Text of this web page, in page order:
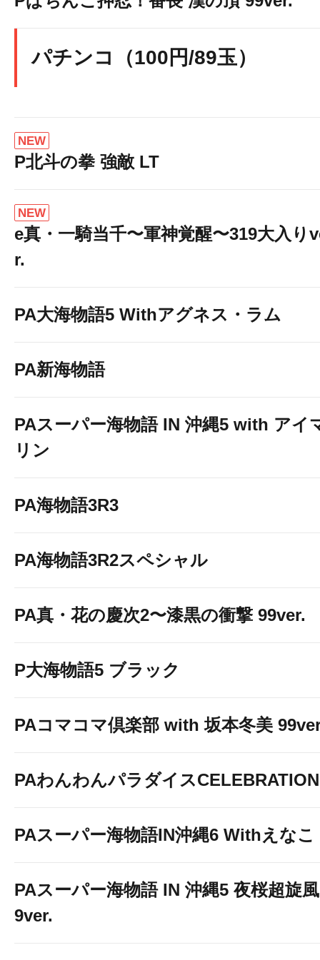
パチンコ（100円/89玉）
NEW
P北斗の拳 強敵 LT
NEW
e真・一騎当千〜軍神覚醒〜319大入り
r.
PA大海物語5 Withアグネス・ラム
PA新海物語
PAスーパー海物語 IN 沖縄5 with アイ
リン
PA海物語3R3
PA海物語3R2スペシャル
PA真・花の慶次2〜漆黒の衝撃 99ver.
P大海物語5 ブラック
PAコマコマ倶楽部 with 坂本冬美
PAわんわんパラダイスCELEBRATION
PAスーパー海物語IN沖縄6 Withえなこ
PAスーパー海物語 IN 沖縄5 夜桜超旋
9ver.